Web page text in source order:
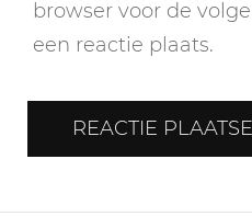
browser voor de
een reactie plaats.